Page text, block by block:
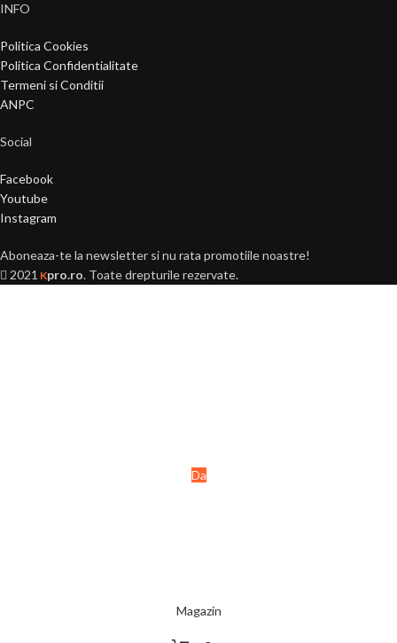
INFO
Politica Cookies
Politica Confidentialitate
Termeni si Conditii
ANPC
Social
Facebook
Youtube
Instagram
Aboneaza-te la newsletter si nu rata promotiile noastre!
2021 Kpro.ro. Toate drepturile rezervate.
Da
Magazin